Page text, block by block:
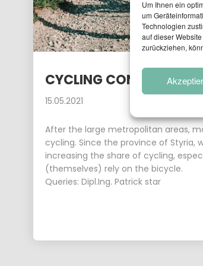
Um Ihnen ein
um
Technologien
auf dieser
zurückziehen,
15
APRIL
2026
PLANUM AT THE FFG
NETWORKING
CYCLING CONCEPT
15.05.2021
After the large metropolitan areas,
cycling. Since the province of Styria,
increasing the share of cycling,
(themselves) rely on the bicycle.
Queries:Dipl.Ing. Patrick star